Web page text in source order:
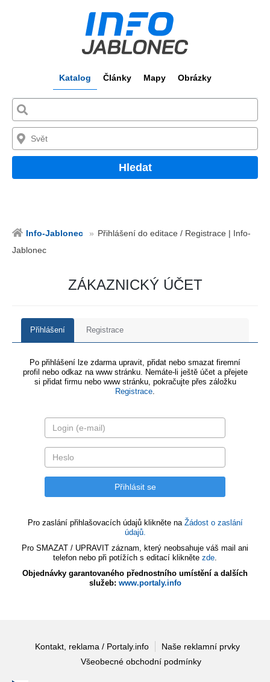
Katalog Články Mapy Obrázky
Hledat
Info-Jablonec
Přihlášení do editace / Registrace | Info-
Jablonec
ZÁKAZNICKÝ ÚČET
Přihlášení Registrace
Po přihlášení lze zdarma upravit, přidat nebo smazat firemní
profil nebo odkaz na www stránku. Nemáte-li ještě účet a přejete
si přidat firmu nebo www stránku, pokračujte přes záložku
Registrace.
Pro zaslání přihlašovacích údajů klikněte na Žádost o zaslání
údajů.
Pro SMAZAT / UPRAVIT záznam, který neobsahuje váš mail ani
telefon nebo při potížích s editací klikněte zde.
Objednávky garantovaného přednostního umístění a dalších
služeb: www.portaly.info
Kontakt, reklama / Portaly.info
Naše reklamní prvky
Všeobecné obchodní podmínky